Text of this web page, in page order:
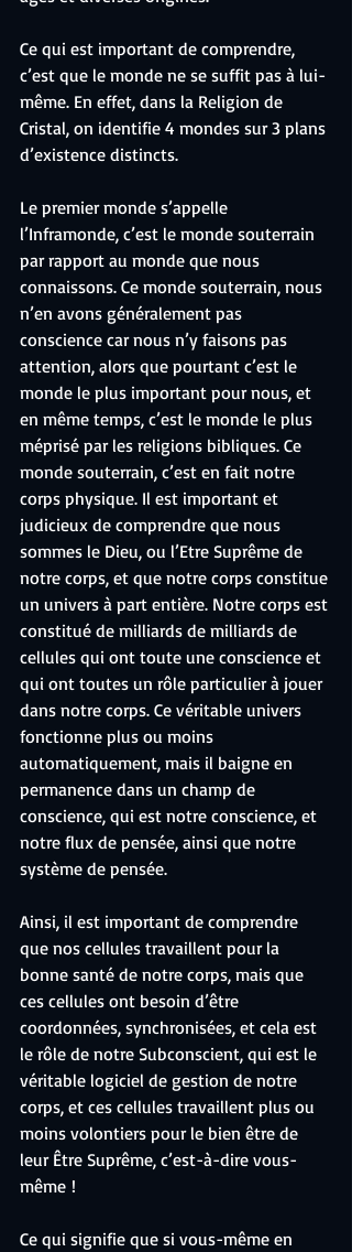
Ce qui est important de comprendre,
c’est que le monde ne se suffit pas à lui-
même. En effet, dans la Religion de
Cristal, on identifie 4 mondes sur 3 plans
d’existence distincts.
Le premier monde s’appelle
l’Inframonde, c’est le monde souterrain
par rapport au monde que nous
connaissons. Ce monde souterrain, nous
n’en avons généralement pas
conscience car nous n’y faisons pas
attention, alors que pourtant c’est le
monde le plus important pour nous, et
en même temps, c’est le monde le plus
méprisé par les religions bibliques. Ce
monde souterrain, c’est en fait notre
corps physique. Il est important et
judicieux de comprendre que nous
sommes le Dieu, ou l’Etre Suprême de
notre corps, et que notre corps constitue
un univers à part entière. Notre corps est
constitué de milliards de milliards de
cellules qui ont toute une conscience et
qui ont toutes un rôle particulier à jouer
dans notre corps. Ce véritable univers
fonctionne plus ou moins
automatiquement, mais il baigne en
permanence dans un champ de
conscience, qui est notre conscience, et
notre flux de pensée, ainsi que notre
système de pensée.
Ainsi, il est important de comprendre
que nos cellules travaillent pour la
bonne santé de notre corps, mais que
ces cellules ont besoin d’être
coordonnées, synchronisées, et cela est
le rôle de notre Subconscient, qui est le
véritable logiciel de gestion de notre
corps, et ces cellules travaillent plus ou
moins volontiers pour le bien être de
leur Être Suprême, c’est-à-dire vous-
même !
Ce qui signifie que si vous-même en